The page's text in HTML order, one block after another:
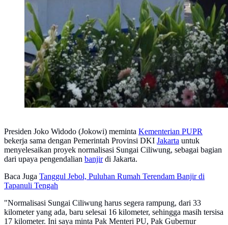
Presiden Joko Widodo (Jokowi) meminta Kementerian PUPR
bekerja sama dengan Pemerintah Provinsi DKI Jakarta untuk
menyelesaikan proyek normalisasi Sungai Ciliwung, sebagai bagian
dari upaya pengendalian banjirdi Jakarta.
Baca Juga Tanggul Jebol, Puluhan Rumah Terendam Banjir di
Tapanuli Tengah
"Normalisasi Sungai Ciliwung harus segera rampung, dari 33
kilometer yang ada, baru selesai 16 kilometer, sehingga masih tersisa
17 kilometer. Ini saya minta Pak Menteri PU, Pak Gubernur